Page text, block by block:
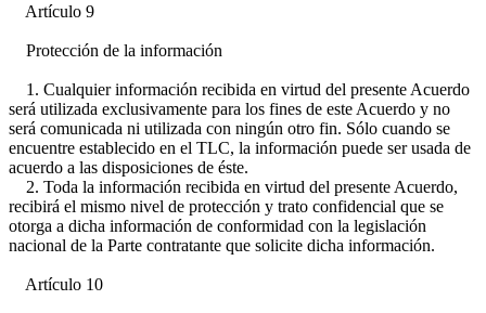
Artículo 9
Protección de la información
1. Cualquier información recibida en virtud del presente Acuerdo
será utilizada exclusivamente para los fines de este Acuerdo y no
será comunicada ni utilizada con ningún otro fin. Sólo cuando se
encuentre establecido en el TLC, la información puede ser usada de
acuerdo a las disposiciones de éste.
2. Toda la información recibida en virtud del presente Acuerdo,
recibirá el mismo nivel de protección y trato confidencial que se
otorga a dicha información de conformidad con la legislación
nacional de la Parte contratante que solicite dicha información.
Artículo 10